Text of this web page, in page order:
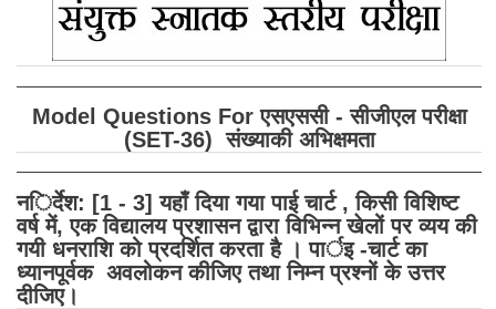
EBOOKS
SSC CGL PDF Ebooks
SSC CGL
SSC CGL TIER-1
Model Questions For एसएससी - सीजीएल परीक्षा
(SET-36) संख्याकी अभिक्षमता
निर्देश: [1 - 3] यहाँ दिया गया पाई चार्ट , किसी विशिष्ट
वर्ष में, एक विद्यालय प्रशासन द्वारा विभिन्न खेलों पर व्यय की
गयी धनराशि कोप्रदर्शितकरताहै । पार्इ -चार्ट का
ध्यानपूर्वकअवलोकन कीजिए तथा निम्न प्रश्नों के उत्तर
दीजिए।